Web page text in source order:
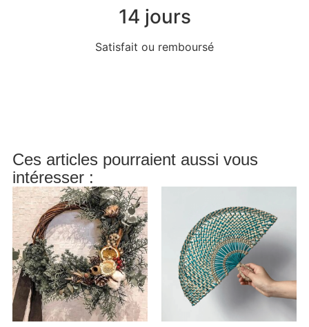
14 jours
Satisfait ou remboursé
Ces articles pourraient aussi vous
intéresser :